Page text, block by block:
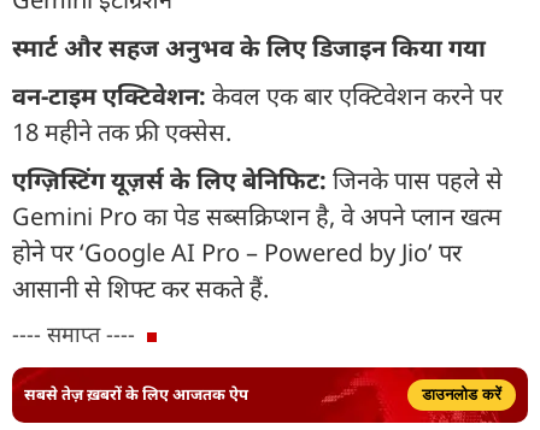
स्मार्ट और सहज अनुभव के लिए डिजाइन किया गया
वन-टाइम एक्टिवेशन: केवल एक बार एक्टिवेशन करने पर
18 महीने तक फ्री एक्सेस.
एग्ज़िस्टिंग यूज़र्स के लिए बेनिफिट: जिनके पास पहले से
Gemini Pro का पेड सब्सक्रिप्शन है, वे अपने प्लान खत्म
होने पर ‘Google AI Pro – Powered by Jio’ पर
आसानी से शिफ्ट कर सकते हैं.
---- समाप्त ----
सबसे तेज़ ख़बरों के लिए आजतक ऐप डाउनलोड करें